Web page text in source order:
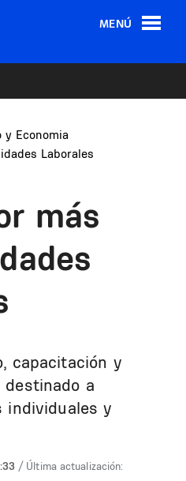
MENÚ
y Economia
Laborales
más
capacitación y
destinado a
individuales y
/ Última actualización: